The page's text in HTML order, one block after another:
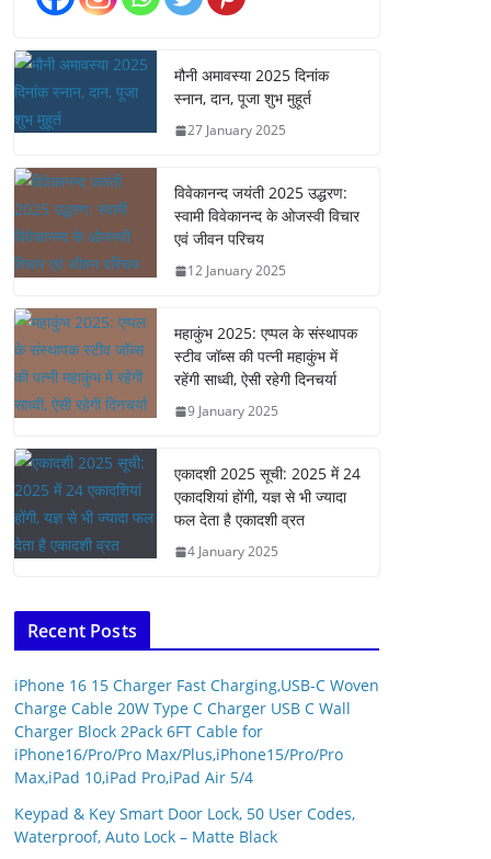
मौनी अमावस्या 2025 दिनांक
स्नान, दान, पूजा शुभ मुहूर्त
27 January 2025
विवेकानन्द जयंती 2025 उद्धरण:
स्वामी विवेकानन्द के ओजस्वी विचार
एवं जीवन परिचय
12 January 2025
महाकुंभ 2025: एप्पल के संस्थापक
स्टीव जॉब्स की पत्नी महाकुंभ में
रहेंगी साध्वी, ऐसी रहेगी दिनचर्या
9 January 2025
एकादशी 2025 सूची: 2025 में 24
एकादशियां होंगी, यज्ञ से भी ज्यादा
फल देता है एकादशी व्रत
4 January 2025
Recent Posts
iPhone 16 15 Charger Fast Charging,USB-C Woven
Charge Cable 20W Type C Charger USB C Wall
Charger Block 2Pack 6FT Cable for
iPhone16/Pro/Pro Max/Plus,iPhone15/Pro/Pro
Max,iPad 10,iPad Pro,iPad Air 5/4
Keypad & Key Smart Door Lock, 50 User Codes,
Waterproof, Auto Lock – Matte Black